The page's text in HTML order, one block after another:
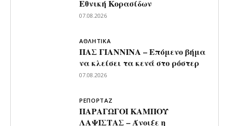
Εθνική Κορασίδων
07.08.2026
ΑΘΛΗΤΙΚΑ
ΠΑΣ ΓΙΑΝΝΙΝΑ – Επόμενο βήμα
να κλείσει τα κενά στο ρόστερ
07.08.2026
ΡΕΠΟΡΤΑΖ
ΠΑΡΑΓΩΓΟΙ ΚΑΜΠΟΥ
ΛΑΨΙΣΤΑΣ – Άνοιξε η